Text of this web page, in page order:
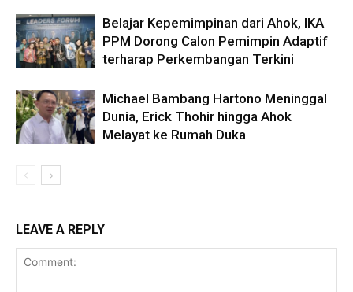
Belajar Kepemimpinan dari Ahok, IKA
PPM Dorong Calon Pemimpin Adaptif
terharap Perkembangan Terkini
Michael Bambang Hartono Meninggal
Dunia, Erick Thohir hingga Ahok
Melayat ke Rumah Duka
LEAVE A REPLY